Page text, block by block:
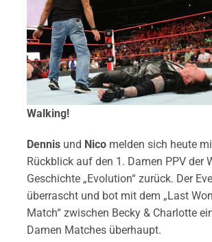
Walking!
Dennisund Nico melden sich heute
Rückblick auf den 1. Damen PPV der
Geschichte „Evolution“ zurück. Der
überrascht und bot mit dem „Last
Match“ zwischen Becky & Charlotte
Damen Matches überhaupt.